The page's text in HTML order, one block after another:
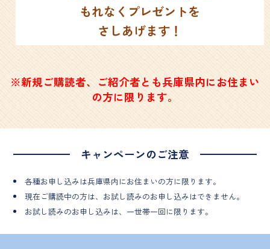
もれなくプレゼントを
さしあげます！
※新規ご購読者、ご紹介者とも兵庫県内にお住まい
の方に限ります。
キャンペーンのご注意
各種お申し込みは兵庫県内にお住まいの方に限ります。
現在ご購読中の方は、お試し読みのお申し込みはできません。
お試し読みのお申し込みは、一世帯一回に限ります。